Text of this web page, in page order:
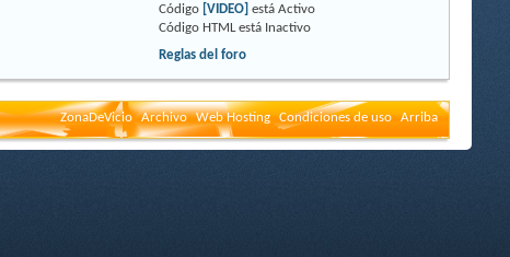
Código [VIDEO] estáActivo
Código HTML está Inactivo
Reglas del foro
ZonaDeVicio Archivo Web Hosting Condiciones de uso Arriba